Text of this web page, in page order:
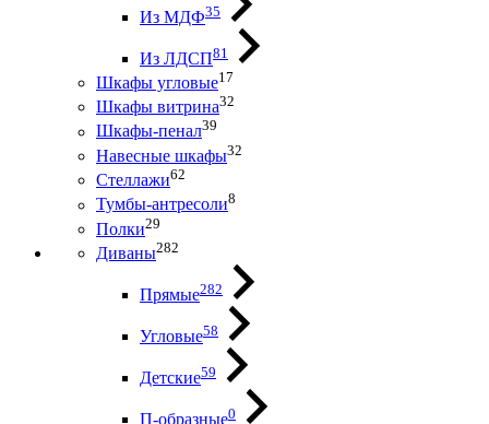
Из МДФ35
Из ЛДСП81
Шкафы угловые17
Шкафы витрина32
Шкафы-пенал39
Навесные шкафы32
Стеллажи62
Тумбы-антресоли8
Полки29
Диваны282
Прямые282
Угловые58
Детские59
П-образные0